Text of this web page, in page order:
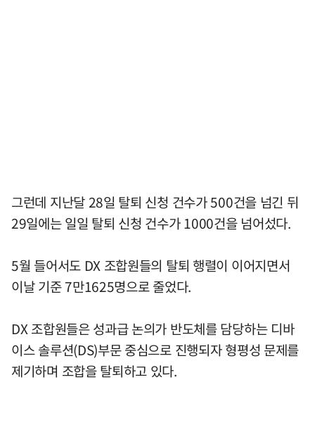
그런데 지난달 28일 탈퇴 신청 건수가 500건을 넘긴 뒤
29일에는 일일 탈퇴 신청 건수가 1000건을 넘어섰다.
5월 들어서도 DX 조합원들의 탈퇴 행렬이 이어지면서
이날 기준 7만1625명으로 줄었다.
DX 조합원들은 성과급 논의가 반도체를 담당하는 디바
이스 솔루션(DS)부문 중심으로 진행되자 형평성 문제를
제기하며 조합을 탈퇴하고 있다.